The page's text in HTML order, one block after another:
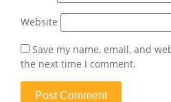
Website
Save my name, email, and
the next time I comment.